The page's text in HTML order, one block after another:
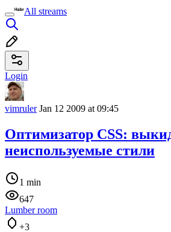
All streams
Login
vimrulerJan 12 2009 at 09:45
Оптимизатор CSS:
неиспользуемые стили
1 min
647
Lumber room
+3